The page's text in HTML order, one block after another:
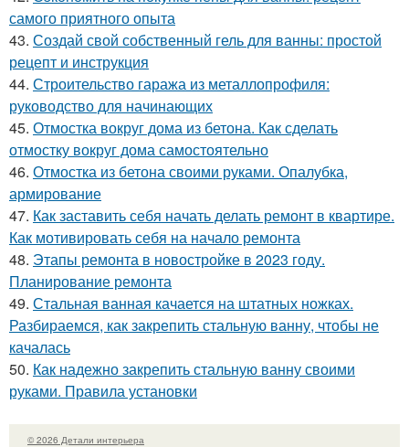
самого приятного опыта
43. Создай свой собственный гель для ванны: простой
рецепт и инструкция
44. Строительство гаража из металлопрофиля:
руководство для начинающих
45. Отмостка вокруг дома из бетона. Как сделать
отмостку вокруг дома самостоятельно
46. Отмостка из бетона своими руками. Опалубка,
армирование
47. Как заставить себя начать делать ремонт в квартире.
Как мотивировать себя на начало ремонта
48. Этапы ремонта в новостройке в 2023 году.
Планирование ремонта
49. Стальная ванная качается на штатных ножках.
Разбираемся, как закрепить стальную ванну, чтобы не
качалась
50. Как надежно закрепить стальную ванну своими
руками. Правила установки
© 2026 Детали интерьера